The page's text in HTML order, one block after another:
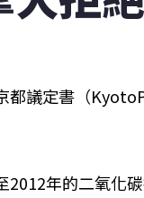
都議定書（
年的二氧化